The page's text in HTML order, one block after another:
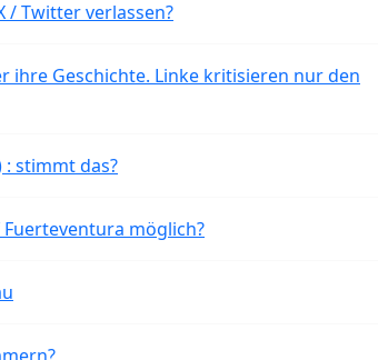
/ Twitter verlassen?
ihre Geschichte. Linke kritisieren nur den
: stimmt das?
möglich?